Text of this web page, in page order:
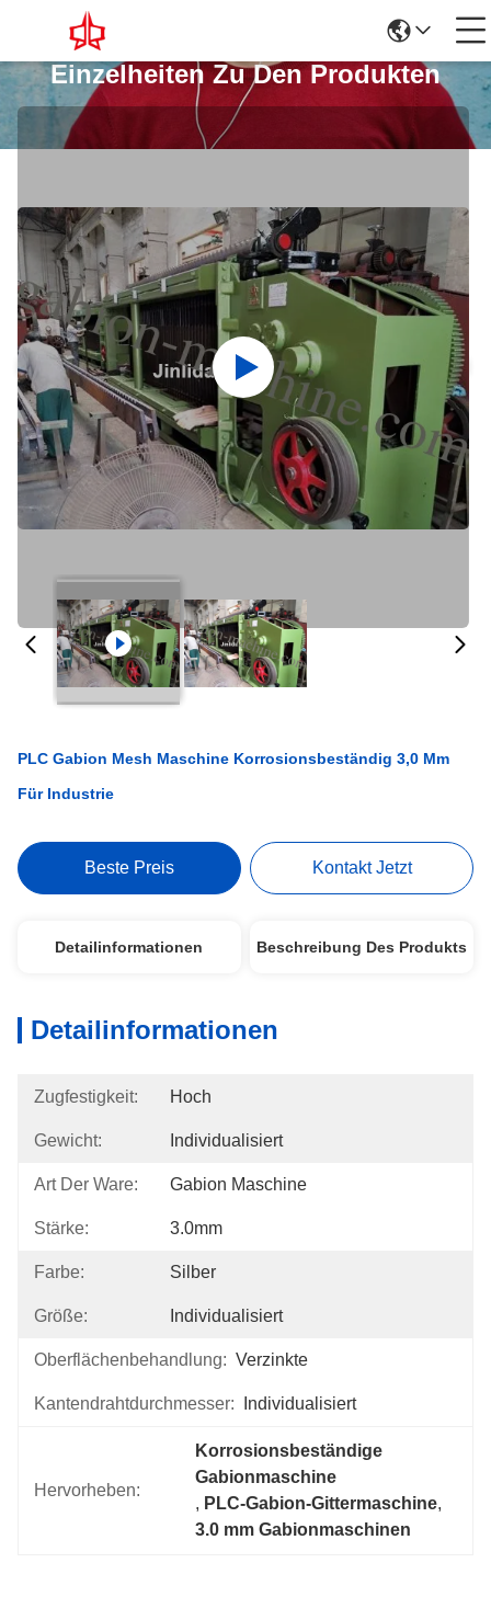
Einzelheiten Zu Den Produkten
PLC Gabion Mesh Maschine Korrosionsbeständig 3,0 Mm
Für Industrie
Beste Preis Kontakt Jetzt
Detailinformationen Beschreibung Des Produkts
Detailinformationen
Zugfestigkeit: Hoch
Gewicht: Individualisiert
Art Der Ware: Gabion Maschine
Stärke: 3.0mm
Farbe: Silber
Größe: Individualisiert
Oberflächenbehandlung: Verzinkte
Kantendrahtdurchmesser: Individualisiert
Hervorheben:
Korrosionsbeständige
Gabionmaschine
, PLC-Gabion-Gittermaschine,
3.0 mm Gabionmaschinen